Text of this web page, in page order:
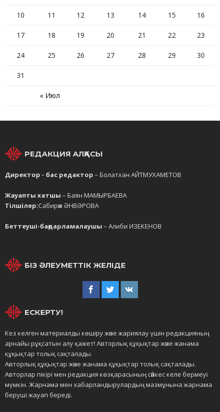
« Июл
10 11 12 13 14 15 16
17 18 19 20 21 22 23
24 25 26 27 28 29 30
31
РЕДАКЦИЯ АЛҚАСЫ
Директор - бас редактор – Болатхан АЙТМУХАМЕТОВ
Жауапты хатшы – Баян МАМЫРБАЕВА
Тілшілер:Сабирәм ӘНВӘРОВА
Беттеуші-бағдарламалаушы – Алиби ИЗЕКЕНОВ
БІЗ ӘЛЕУМЕТТІК ЖЕЛІДЕ
ЕСКЕРТУ!
Кез келген материалды көшіру және жариялау үшін редакцияның
арнайы рұқсатын алу қажет! Авторлық құқықтар және жанама
құқықтар толық сақталады.
Авторлық құқықтар және жанама құқықтар толық сақталады.
Авторлар пікірі мен редакция көзқарасының сәйкес келе бермеуі
мүмкін. Жарнама мен хабарландырулардың мазмұнына жарнама
беруші жауап береді.